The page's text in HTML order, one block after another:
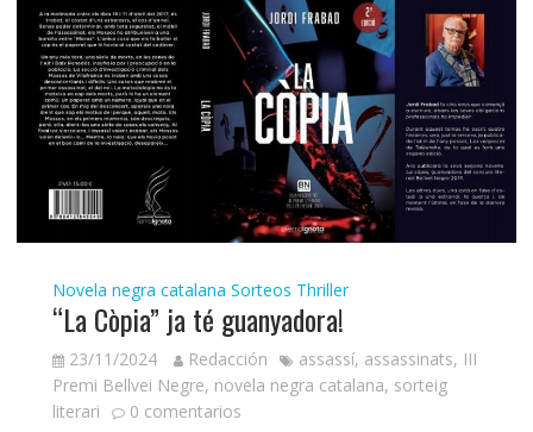
Novela negra catalana Sorteos Thriller
“La Còpia” ja té guanyadora!
23/11/2024 Redacción assassí, assassinats, III
Premi Bellvei Negre, novela negra catalana, sorteig
literari
0 comentarios